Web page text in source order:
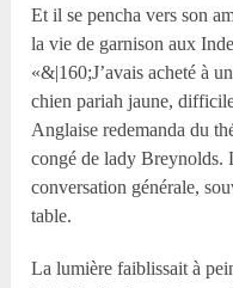
Et il se pencha vers son
la vie de garnison aux
«&|160;J’avais acheté à
chien pariah jaune,
Anglaise redemanda du
congé de lady Breynolds.
conversation générale,
table.
La lumière faiblissait à